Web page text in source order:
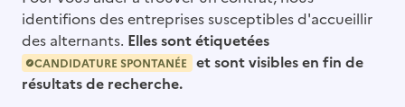
identifions des entreprises susceptibles d'accueillir
des alternants. Elles sont étiquetées
CANDIDATURE SPONTANÉE
et sont visibles en fin de
résultats de recherche.